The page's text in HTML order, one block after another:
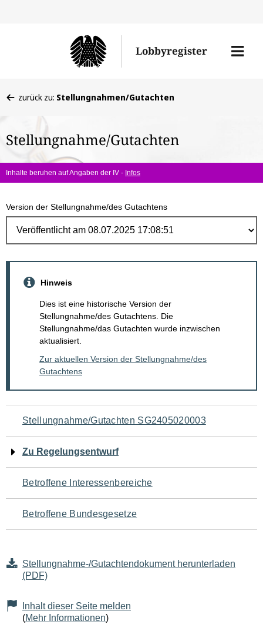
Lobbyregister
Menü
befinden
hier:
zurück zu: Stellungnahmen/Gutachten
Stellungnahme/Gutachten
Inhalte beruhen auf Angaben der IV - Infos
Version der Stellungnahme/des Gutachtens
Hinweis
Dies ist eine historische Version der
Stellungnahme/des Gutachtens. Die
Stellungnahme/das Gutachten wurde inzwischen
aktualisiert.
Zur aktuellen Version der Stellungnahme/des
Gutachtens
Navigation
für
den
Seiteninhalt
Stellungnahme/Gutachten SG2405020003
Zu Regelungsentwurf
Betroffene Interessenbereiche
Betroffene Bundesgesetze
Stellungnahme-/Gutachtendokument herunterladen
(PDF)
Inhalt dieser Seite melden
(Mehr Informationen)